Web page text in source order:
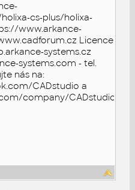
cs-plus/holixa-
www.arkance-
Licence
systems.cz
systems.com - tel.
nás na:
CADstudio a
company/CADstudio